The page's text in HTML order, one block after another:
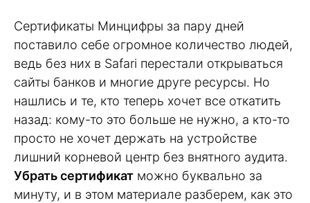
Сертификаты Минцифры за пару дней
поставило себе огромное количество людей,
ведь без них в Safari перестали открываться
сайты банков и многие друге ресурсы. Но
нашлись и те, кто теперь хочет все откатить
назад: кому-то это больше не нужно, а кто-то
просто не хочет держать на устройстве
лишний корневой центр без внятного аудита.
Убрать сертификат можно буквально за
минуту, и в этом материале разберем, как это